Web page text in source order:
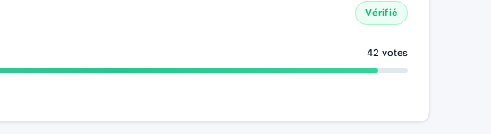
Vérifié
42 votes